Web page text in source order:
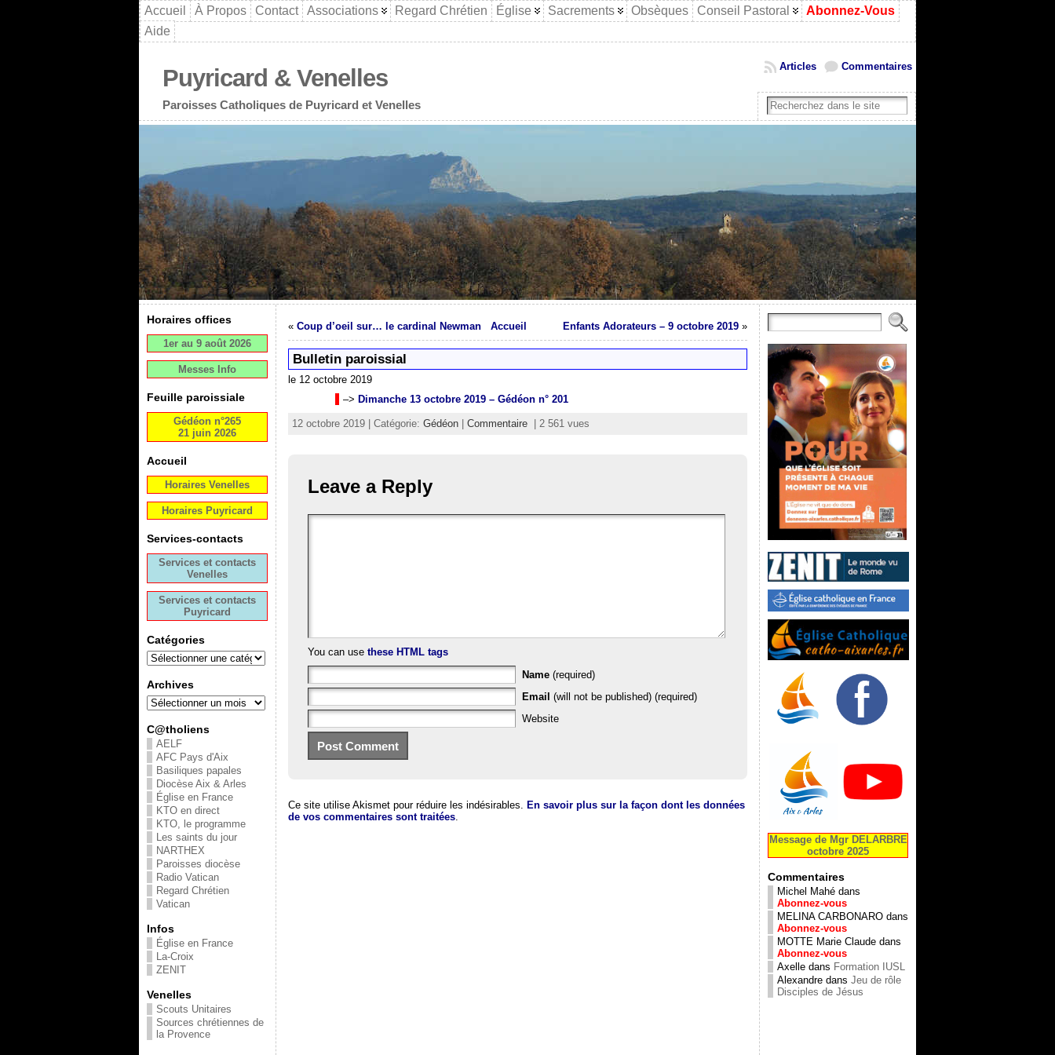
Accueil À Propos Contact Associations Regard Chrétien Église Sacrements Obsèques Conseil Pastoral
Abonnez-Vous
Aide
Puyricard & Venelles
Paroisses Catholiques de Puyricard et Venelles
Commentaires
Articles
Horaires offices
1er au 9 août 2026
Messes Info
Feuille paroissiale
Gédéon n°265
21 juin 2026
Accueil
Horaires Venelles
Horaires Puyricard
Services-contacts
Services et contacts
Venelles
Services et contacts
Puyricard
Catégories
Archives
C@tholiens
AELF
AFC Pays d'Aix
Basiliques papales
Diocèse Aix & Arles
Église en France
KTO en direct
KTO, le programme
Les saints du jour
NARTHEX
Paroisses diocèse
Radio Vatican
Regard Chrétien
Vatican
Infos
Église en France
La-Croix
ZENIT
Venelles
Scouts Unitaires
Sources chrétiennes de
la Provence
« Coup d’oeil sur… le cardinal Newman Accueil Enfants Adorateurs – 9 octobre 2019 »
Bulletin paroissial
le 12 octobre 2019
–> Dimanche 13 octobre 2019 – Gédéon n° 201
12 octobre 2019 | Catégorie: Gédéon Commentaire | 2 561 vues
Leave a Reply
You can use these HTML tags
Name (required)
Email (will not be published) (required)
Website
Ce site utilise Akismet pour réduire les indésirables. En savoir plus sur la façon dont les données
de vos commentaires sont traitées.
Message de Mgr DELARBRE
octobre 2025
Commentaires
Michel Mahé dans
Abonnez-vous
MELINA CARBONARO dans
Abonnez-vous
MOTTE Marie Claude dans
Abonnez-vous
Axelle dans Formation IUSL
Alexandre dans Jeu de rôle
Disciples de Jésus